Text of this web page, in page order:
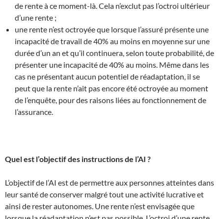
de rente à ce moment-là. Cela n’exclut pas l’octroi ultérieur
d’une rente ;
une rente n’est octroyée que lorsque l’assuré présente une
incapacité de travail de 40% au moins en moyenne sur une
durée d’un an et qu’il continuera, selon toute probabilité, de
présenter une incapacité de 40% au moins. Même dans les
cas ne présentant aucun potentiel de réadaptation, il se
peut que la rente n’ait pas encore été octroyée au moment
de l’enquête, pour des raisons liées au fonctionnement de
l’assurance.
Quel est l’objectif des instructions de l’AI ?
L’objectif de l’AI est de permettre aux personnes atteintes dans
leur santé de conserver malgré tout une activité lucrative et
ainsi de rester autonomes. Une rente n’est envisagée que